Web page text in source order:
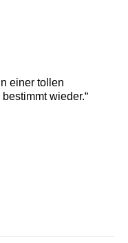
einer tollen
wieder.“